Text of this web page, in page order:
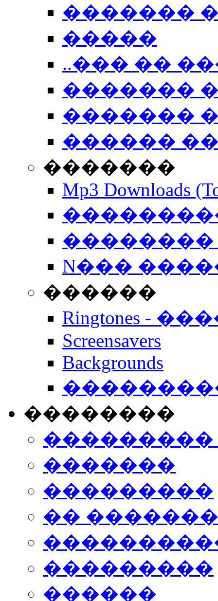
�������
�����
..��� ��
�������
�������
������
�������
Mp3 Downloads
��������
N���
������
Ringtones -
Screensavers
Backgrounds
��������
���������
�������
���������
��
���������
������